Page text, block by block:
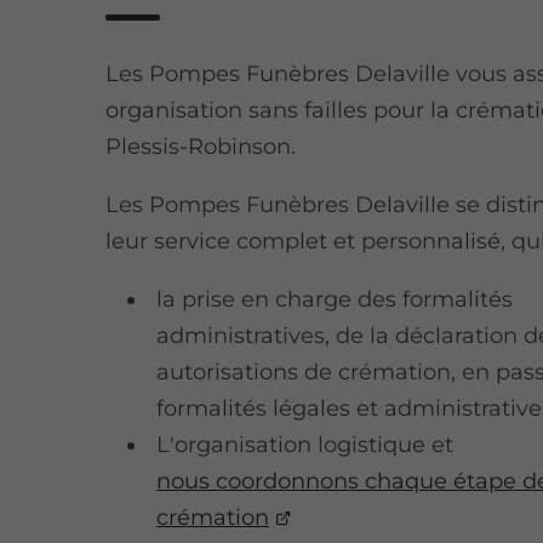
Les Pompes Funèbres Delaville vous
organisation sans failles pour la
Plessis-Robinson.
Les Pompes Funèbres Delaville se
leur service complet et personnalisé,
la prise en charge des formalités
administratives, de la déclaration
autorisations de crémation, en
formalités légales et
L'organisation logistique et
nous coordonnons chaque étape
crémation